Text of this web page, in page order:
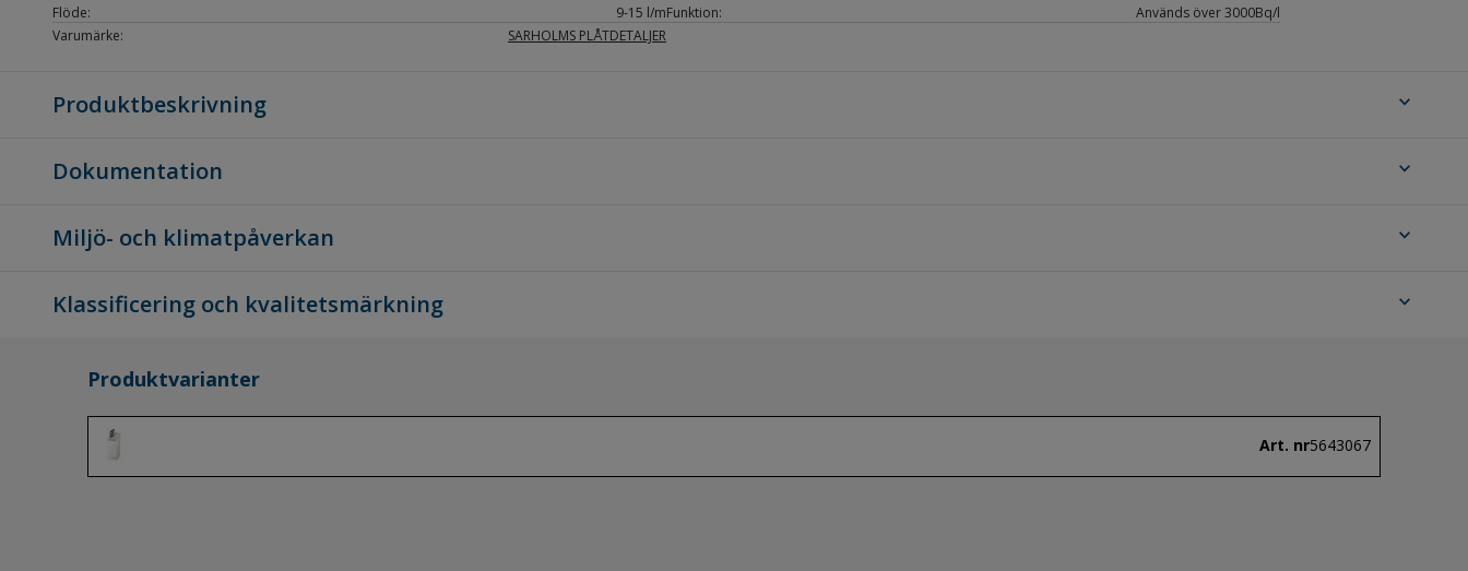
Flöde:
9-15 l/m
Varumärke:
SARHOLMS PLÅTDETALJER
Funktion:
Används över 3000Bq/l
Produktbeskrivning expand_more
Dokumentation expand_more
Miljö- och klimatpåverkan expand_more
Klassificering och kvalitetsmärkning expand_more
Produktvarianter
Art. nr5643067